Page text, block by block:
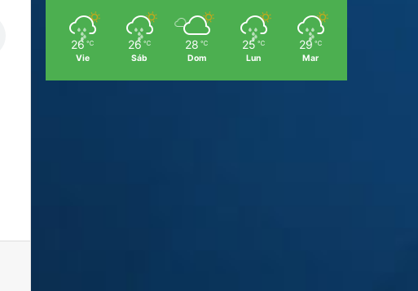
26 ℃
Vie
26 ℃
Sáb
28 ℃
Dom
25 ℃
Lun
29 ℃
Mar